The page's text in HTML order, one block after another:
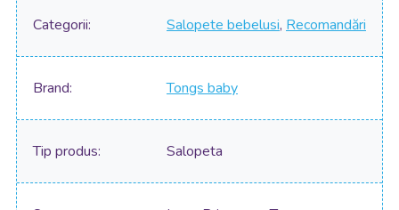
Categorii Salopete bebelusi, Recomandări
Brand Tongs baby
Tip produs Salopeta